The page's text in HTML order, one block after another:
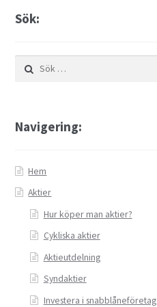
Sök:
efter:
Navigering:
Hem
Aktier
Hur köper man aktier?
Cykliska aktier
Aktieutdelning
Syndaktier
Investera i snabblåneföretag